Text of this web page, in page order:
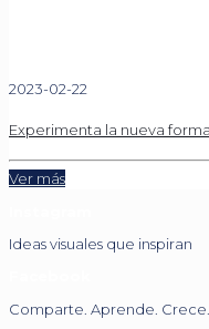
2023-02-22
Experimenta la nueva
Ver más
Ideas visuales que inspiran
Comparte. Aprende. Crece.